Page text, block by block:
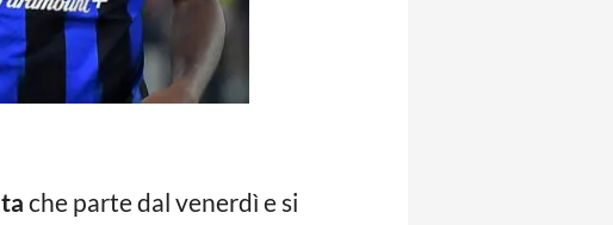
che parte dal venerdì e si